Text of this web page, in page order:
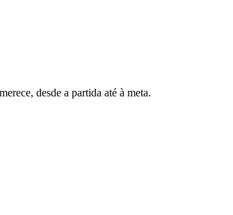
desde a partida até à meta.